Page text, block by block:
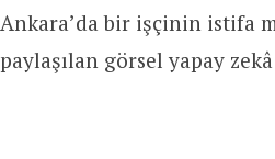
Ankara’da bir işçinin istifa
paylaşılan görsel yapay